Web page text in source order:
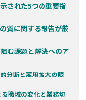
された5つの重要指
質に関する報告が厳
む課題と解決へのア
分断と雇用拡大の限
る職域の変化と業務切